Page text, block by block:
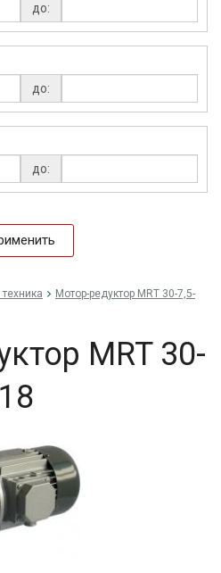
до:
до:
до:
Мо­тор-ре­дук­тор MRT 30-7,5-
MRT 30-